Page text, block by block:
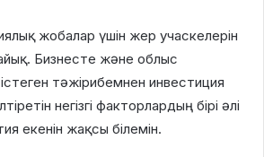
жобалар үшін жер учаскелерін
Бизнесте және облыс
тәжірибемнен инвестиция
негізгі факторлардың бірі әлі
екенін жақсы білемін.